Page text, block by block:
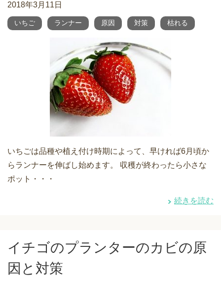
2018年3月11日
いちご ランナー 原因 対策 枯れる
いちごは品種や植え付け時期によって、早ければ6月頃か
らランナーを伸ばし始めます。 収穫が終わったら小さな
ポット・・・
続きを読む
イチゴのプランターのカビの原
因と対策